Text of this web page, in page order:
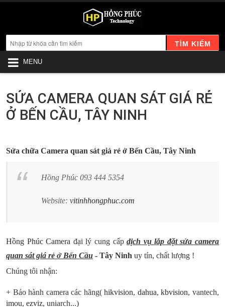
TÌM KIẾM
MENU
SỬA CAMERA QUAN SÁT GIÁ RẺ
Ở BẾN CẦU, TÂY NINH
Sửa chữa Camera quan sát giá rẻ ở Bến Cầu, Tây Ninh
Hồng Phúc 093 444 5354
Website: vitinhhongphuc.com
Hồng Phúc Camera đại lý cung cấpdịch vụ lắp đặt sửa camera
quan sát giá rẻ ở Bến Cầu - Tây Ninh uy tín, chất lượng !
Chúng tôi nhận:
+ Bảo hành camera các hãng(hikvision, dahua,kbvision, vantech,
imou, ezviz, uniarch...)